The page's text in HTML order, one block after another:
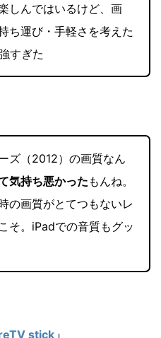
しんではいるけど、画
ち運び・手軽さを考えた
すぎた
ズ（2012）の画質なん
気持ち悪かった もんね。
の画質がとてつもないレ
そ。iPadでの音質もグッ
stick 」